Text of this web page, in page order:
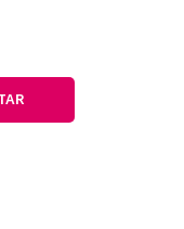
proses
crine untuk